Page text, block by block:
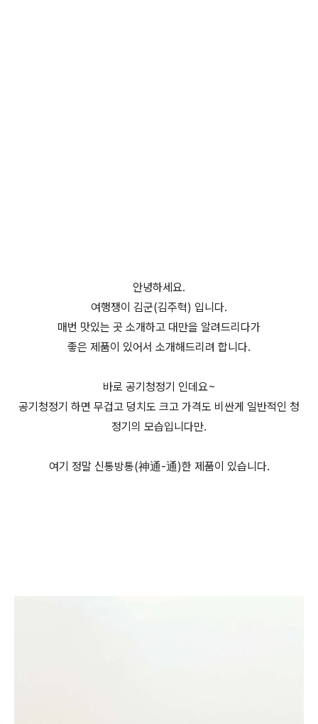
안녕하세요.
여행쟁이 김군(김주혁) 입니다.
매번 맛있는 곳 소개하고 대만을 알려드리다가
좋은 제품이 있어서 소개해드리려 합니다.
바로 공기청정기 인데요~
공기청정기 하면 무겁고 덩치도 크고 가격도 비싼게 일반적인 청
정기의 모습입니다만.
여기 정말 신통방통(神通-通)한 제품이 있습니다.